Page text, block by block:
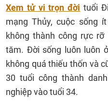
Xem tử vi trọn đời tuổi
mạng Thủy, cuộc sống
không thành công rực
tăm. Đời sống luôn luôn
không quá thiếu thốn và
30 tuổi công thành
nghiệp vào tuổi 34.